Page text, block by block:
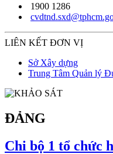
1900 1286
LIÊN KẾT ĐƠN VỊ
Sở Xây dựng
Trung Tâm Quản lý
ĐẢNG
Chi bộ 1 tổ chức